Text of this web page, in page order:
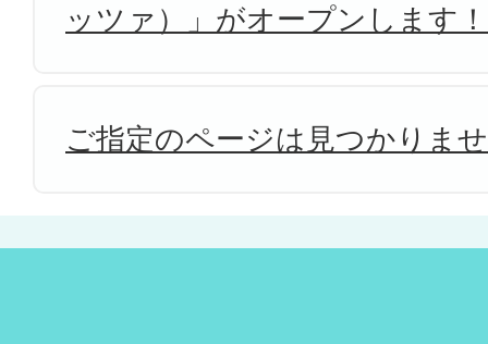
ッツァ）」がオープンします！
ご指定のページは見つかりま